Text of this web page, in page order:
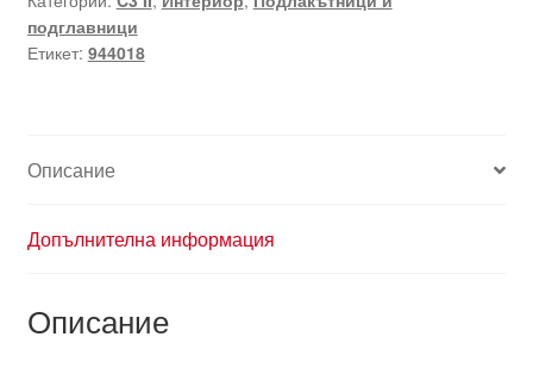
подглавници
Етикет: 944018
Описание
Допълнителна информация
Описание